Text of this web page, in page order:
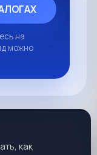
на
можно
как